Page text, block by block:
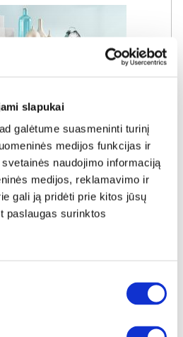
slapukai
galėtume suasmeninti turinį
medijos funkcijas ir
naudojimo informaciją
medijos, reklamavimo ir
gali ją pridėti prie kitos jūsų
paslaugas surinktos
lentyna